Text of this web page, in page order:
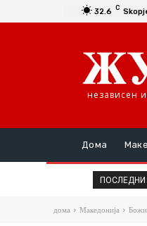
32.6 C
независен
Дома
ПОСЛЕДНИ
дома Македонија